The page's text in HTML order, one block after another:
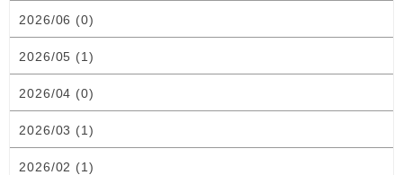
2026/06 (0)
2026/05 (1)
2026/04 (0)
2026/03 (1)
2026/02 (1)